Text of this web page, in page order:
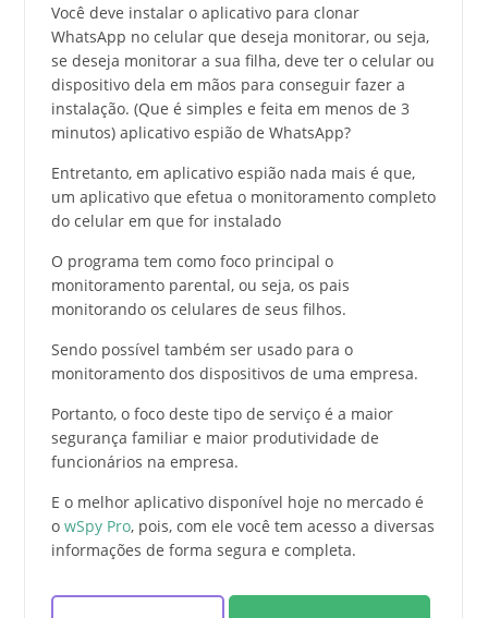
Você deve instalar o aplicativo para clonar
WhatsApp no celular que deseja monitorar, ou seja,
se deseja monitorar a sua filha, deve ter o celular ou
dispositivo dela em mãos para conseguir fazer a
instalação. (Que é simples e feita em menos de 3
minutos) aplicativo espião de WhatsApp?
Entretanto, em aplicativo espião nada mais é que,
um aplicativo que efetua o monitoramento completo
do celular em que for instalado
O programa tem como foco principal o
monitoramento parental, ou seja, os pais
monitorando os celulares de seus filhos.
Sendo possível também ser usado para o
monitoramento dos dispositivos de uma empresa.
Portanto, o foco deste tipo de serviço é a maior
segurança familiar e maior produtividade de
funcionários na empresa.
E o melhor aplicativo disponível hoje no mercado é
o wSpy Pro, pois, com ele você tem acesso a diversas
informações de forma segura e completa.